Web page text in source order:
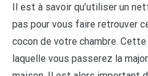
Il est à savoir qu’utiliser un
pas pour vous faire retrouver
cocon de votre chambre.
laquelle vous passerez la